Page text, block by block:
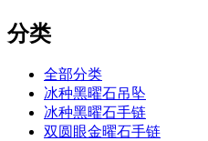
分类
全部分类
冰种黑曜石吊坠
冰种黑曜石手链
双圆眼金曜石手链